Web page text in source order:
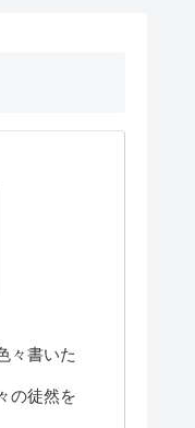
々書いた
の徒然を